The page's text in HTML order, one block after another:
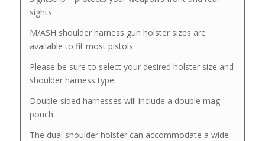
sights.
M/ASH shoulder harness gun holster sizes are
available to fit most pistols.
Please be sure to select your desired holster size and
shoulder harness type.
Double-sided harnesses will include a double mag
pouch.
The dual shoulder holster can accommodate a wide